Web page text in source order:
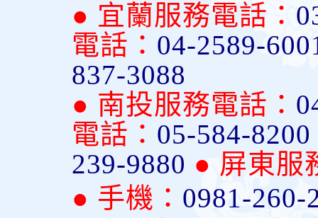
● 宜蘭服務電話：
電話： 04-2589-
837-3088
● 南投服務電話：
電話： 05-584-8200
239-9880 ● 屏東服
● 手機： 0981-260-